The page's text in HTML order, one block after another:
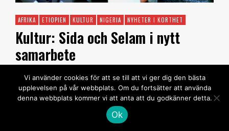
AFRIKA ETIOPIEN KULTUR NIGERIA NYHETER I KORTHET
Kultur: Sida och Selam i nytt
samarbete
FÖR DIG SOM ÄR PRENUMERANT REDAKTIONEN 20
DECEMBER, 2022
Nu skriver Sida ett femårigt avtal med
kulturorganisationen Selam. Genom …
Vi använder cookies för att se till att vi ger dig den bästa
upplevelsen på vår webbplats. Om du fortsätter att använda
denna webbplats kommer vi att anta att du godkänner detta.
Ok